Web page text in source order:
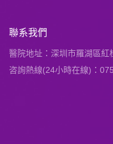
聯系我們
醫院地址：深圳市羅湖區
咨詢熱線(24小時在線)：